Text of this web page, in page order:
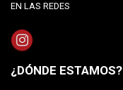
EN LAS REDES
¿DÓNDE ESTAMOS?